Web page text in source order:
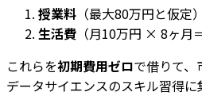
授業料 （最大80万円と仮定）
生活費 （月10万円 × 8ヶ月
これらを初期費用ゼロで借りて、
データサイエンスのスキル習得に